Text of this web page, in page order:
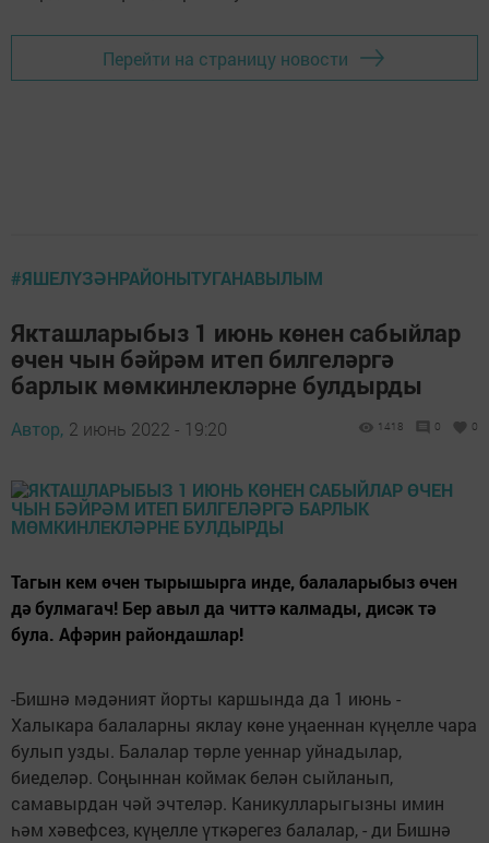
Перейти на страницу новости
#ЯШЕЛҮЗӘНРАЙОНЫТУГАНАВЫЛЫМ
Якташларыбыз 1 июнь көнен сабыйлар
өчен чын бәйрәм итеп билгеләргә
барлык мөмкинлекләрне булдырды
Автор, 2 июнь 2022 - 19:20 1418 0 0
Тагын кем өчен тырышырга инде, балаларыбыз өчен
дә булмагач! Бер авыл да читтә калмады, дисәк тә
була. Афәрин райондашлар!
-Бишнә мәдәният йорты каршында да 1 июнь -
Халыкара балаларны яклау көне уңаеннан күңелле чара
булып узды. Балалар төрле уеннар уйнадылар,
биеделәр. Соңыннан коймак белән сыйланып,
самавырдан чәй эчтеләр. Каникулларыгызны имин
һәм хәвефсез, күңелле үткәрегез балалар, - ди Бишнә